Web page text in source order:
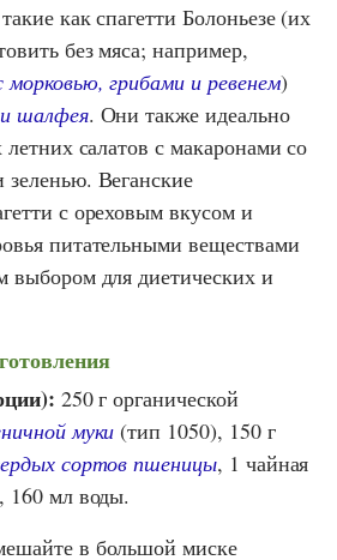
как спагетти Болоньезе (их
без мяса; например,
грибами и ревенем)
шалфея. Они также идеально
летних салатов с макаронами со
Веганские
с ореховым вкусом и
питательными веществами
выбором для диетических и
250 г органической
муки (тип 1050), 150 г
сортов пшеницы, 1 чайная
, 160 мл воды.
в большой миске